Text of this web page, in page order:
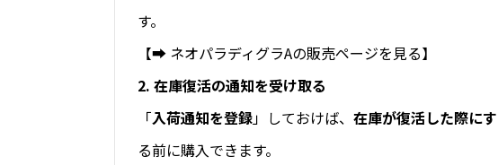
す。
【➡ ネオパラディグラAの販売ページを見る】
2. 在庫復活の通知を受け取る
「入荷通知を登録」しておけば、 在庫が復活した際に
る前に購入できます。